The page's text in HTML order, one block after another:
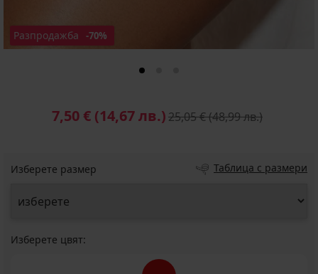
Разпродажба -70%
7,50 € (14,67 лв.)25,05 €(48,99 лв.)
Изберете размер Таблица с размери
Изберете цвят: